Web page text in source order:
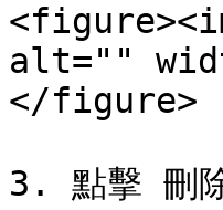
alt=""
</figure>
3. 點擊 刪